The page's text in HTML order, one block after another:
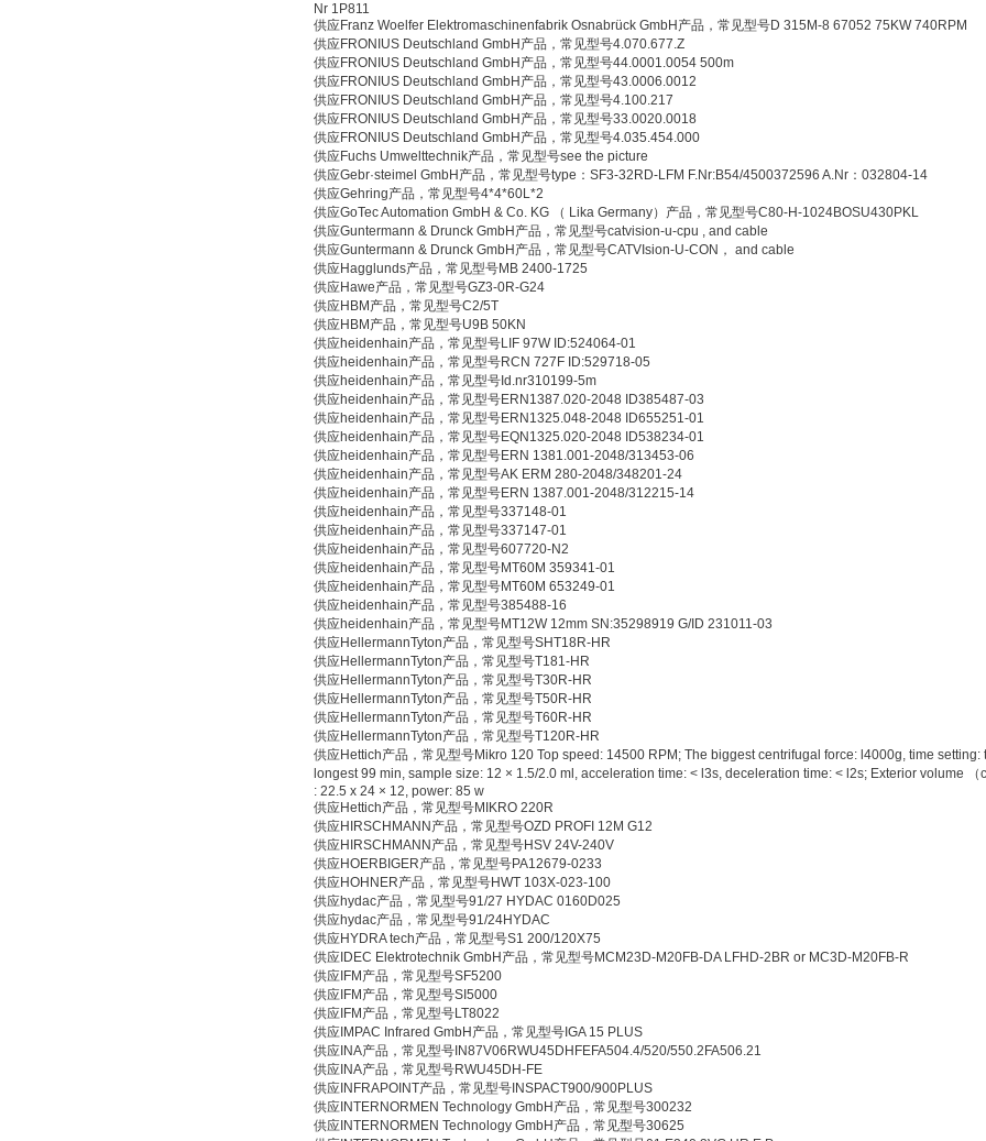
Nr 1P811
供应Franz Woelfer Elektromaschinenfabrik Osnabrück GmbH产品，常见型号D 315M-8 67052 75KW 740RPM
供应FRONIUS Deutschland GmbH产品，常见型号4.070.677.Z
供应FRONIUS Deutschland GmbH产品，常见型号44.0001.0054 500m
供应FRONIUS Deutschland GmbH产品，常见型号43.0006.0012
供应FRONIUS Deutschland GmbH产品，常见型号4.100.217
供应FRONIUS Deutschland GmbH产品，常见型号33.0020.0018
供应FRONIUS Deutschland GmbH产品，常见型号4.035.454.000
供应Fuchs Umwelttechnik产品，常见型号see the picture
供应Gebr·steimel GmbH产品，常见型号type：SF3-32RD-LFM F.Nr:B54/4500372596 A.Nr：032804-14
供应Gehring产品，常见型号4*4*60L*2
供应GoTec Automation GmbH & Co. KG （ Lika Germany）产品，常见型号C80-H-1024BOSU430PKL
供应Guntermann & Drunck GmbH产品，常见型号catvision-u-cpu , and cable
供应Guntermann & Drunck GmbH产品，常见型号CATVIsion-U-CON， and cable
供应Hagglunds产品，常见型号MB 2400-1725
供应Hawe产品，常见型号GZ3-0R-G24
供应HBM产品，常见型号C2/5T
供应HBM产品，常见型号U9B 50KN
供应heidenhain产品，常见型号LIF 97W ID:524064-01
供应heidenhain产品，常见型号RCN 727F ID:529718-05
供应heidenhain产品，常见型号Id.nr310199-5m
供应heidenhain产品，常见型号ERN1387.020-2048 ID385487-03
供应heidenhain产品，常见型号ERN1325.048-2048 ID655251-01
供应heidenhain产品，常见型号EQN1325.020-2048 ID538234-01
供应heidenhain产品，常见型号ERN 1381.001-2048/313453-06
供应heidenhain产品，常见型号AK ERM 280-2048/348201-24
供应heidenhain产品，常见型号ERN 1387.001-2048/312215-14
供应heidenhain产品，常见型号337148-01
供应heidenhain产品，常见型号337147-01
供应heidenhain产品，常见型号607720-N2
供应heidenhain产品，常见型号MT60M 359341-01
供应heidenhain产品，常见型号MT60M 653249-01
供应heidenhain产品，常见型号385488-16
供应heidenhain产品，常见型号MT12W 12mm SN:35298919 G/ID 231011-03
供应HellermannTyton产品，常见型号SHT18R-HR
供应HellermannTyton产品，常见型号T181-HR
供应HellermannTyton产品，常见型号T30R-HR
供应HellermannTyton产品，常见型号T50R-HR
供应HellermannTyton产品，常见型号T60R-HR
供应HellermannTyton产品，常见型号T120R-HR
供应Hettich产品，常见型号Mikro 120 Top speed: 14500 RPM; The biggest centrifugal force: l4000g, time setting:
longest 99 min, sample size: 12 × 1.5/2.0 ml, acceleration time: < l3s, deceleration time: < l2s; Exterior volume （
: 22.5 x 24 × 12, power: 85 w
供应Hettich产品，常见型号MIKRO 220R
供应HIRSCHMANN产品，常见型号OZD PROFI 12M G12
供应HIRSCHMANN产品，常见型号HSV 24V-240V
供应HOERBIGER产品，常见型号PA12679-0233
供应HOHNER产品，常见型号HWT 103X-023-100
供应hydac产品，常见型号91/27 HYDAC 0160D025
供应hydac产品，常见型号91/24HYDAC
供应HYDRA tech产品，常见型号S1 200/120X75
供应IDEC Elektrotechnik GmbH产品，常见型号MCM23D-M20FB-DA LFHD-2BR or MC3D-M20FB-R
供应IFM产品，常见型号SF5200
供应IFM产品，常见型号SI5000
供应IFM产品，常见型号LT8022
供应IMPAC Infrared GmbH产品，常见型号IGA 15 PLUS
供应INA产品，常见型号IN87V06RWU45DHFEFA504.4/520/550.2FA506.21
供应INA产品，常见型号RWU45DH-FE
供应INFRAPOINT产品，常见型号INSPACT900/900PLUS
供应INTERNORMEN Technology GmbH产品，常见型号300232
供应INTERNORMEN Technology GmbH产品，常见型号30625